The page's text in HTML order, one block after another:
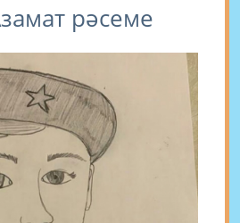
рәсеме